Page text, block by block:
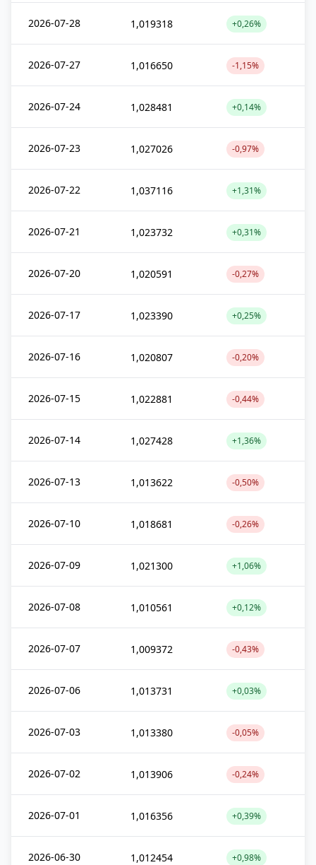
2026-07-28 1,019318 +0,26%
2026-07-27 1,016650 -1,15%
2026-07-24 1,028481 +0,14%
2026-07-23 1,027026 -0,97%
2026-07-22 1,037116 +1,31%
2026-07-21 1,023732 +0,31%
2026-07-20 1,020591 -0,27%
2026-07-17 1,023390 +0,25%
2026-07-16 1,020807 -0,20%
2026-07-15 1,022881 -0,44%
2026-07-14 1,027428 +1,36%
2026-07-13 1,013622 -0,50%
2026-07-10 1,018681 -0,26%
2026-07-09 1,021300 +1,06%
2026-07-08 1,010561 +0,12%
2026-07-07 1,009372 -0,43%
2026-07-06 1,013731 +0,03%
2026-07-03 1,013380 -0,05%
2026-07-02 1,013906 -0,24%
2026-07-01 1,016356 +0,39%
2026-06-30 1,012454 +0,98%